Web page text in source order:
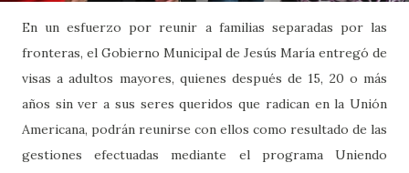
En un esfuerzo por reunir a familias separadas por las
fronteras, el Gobierno Municipal de Jesús María entregó de
visas a adultos mayores, quienes después de 15, 20 o más
años sin ver a sus seres queridos que radican en la Unión
Americana, podrán reunirse con ellos como resultado de las
gestiones efectuadas mediante el programa Uniendo